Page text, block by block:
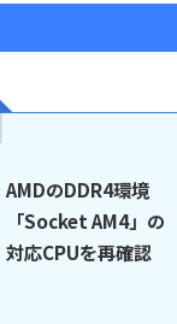
AMDのDDR4環境
「Socket AM4」の
対応CPUを再確認